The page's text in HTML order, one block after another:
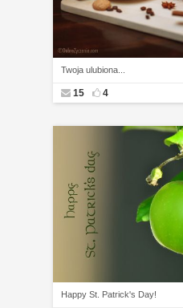
Twoja ulubiona...
15 4
Happy St. Patrick's Day!